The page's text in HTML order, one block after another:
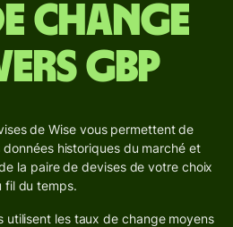
change
GBP
de Wise vous permettent de
historiques du marché et
la paire de devises de votre choix
fil du temps.
utilisent les taux de change moyens